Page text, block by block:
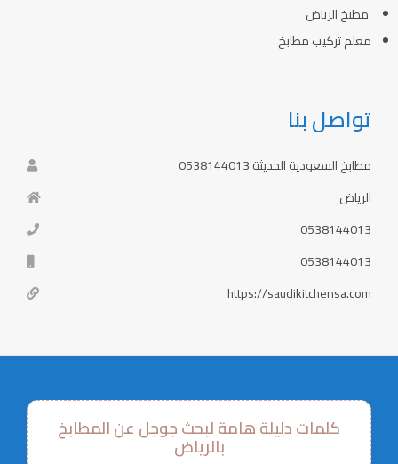
مطبخ الرياض
معلم تركيب مطابخ
تواصل بنا
مطابخ السعودية الحديثة 0538144013
الرياض
0538144013
0538144013
https://saudikitchensa.com
كلمات دليلة هامة لبحث جوجل عن المطابخ
بالرياض